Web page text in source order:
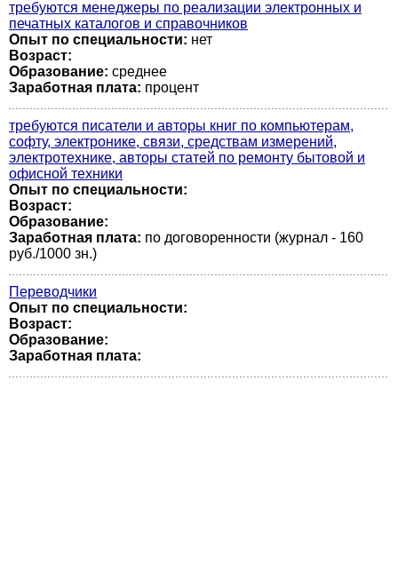
требуются менеджеры по реализации электронных и
печатных каталогов и справочников
Опыт по специальности: нет
Возраст:
Образование: среднее
Заработная плата: процент
требуются писатели и авторы книг по компьютерам,
софту, электронике, связи, средствам измерений,
электротехнике, авторы статей по ремонту бытовой и
офисной техники
Опыт по специальности:
Возраст:
Образование:
Заработная плата: по договоренности (журнал - 160
руб./1000 зн.)
Переводчики
Опыт по специальности:
Возраст:
Образование:
Заработная плата: